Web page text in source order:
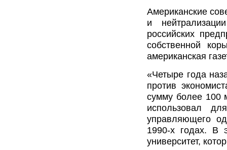
Американские
и
российских
собственной
американская
«Четыре года
против
сумму более 100
использовал
управляющего
1990-x годах. В
университет,